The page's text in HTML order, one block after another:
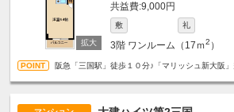
9,000円
敷 礼
3階 ワンルーム（17ｍ2 ）
阪急「三国駅」徒歩１０分♪「マリッシュ新大阪」